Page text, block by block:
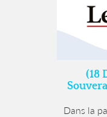
(18
Dans la